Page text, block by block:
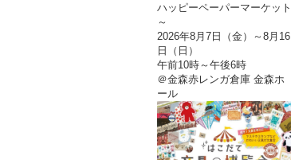
ハッピーペーパーマーケット
～
2026年8月7日（金）～8月16
日（日）
午前10時～午後6時
＠金森赤レンガ倉庫 金森ホ
ール